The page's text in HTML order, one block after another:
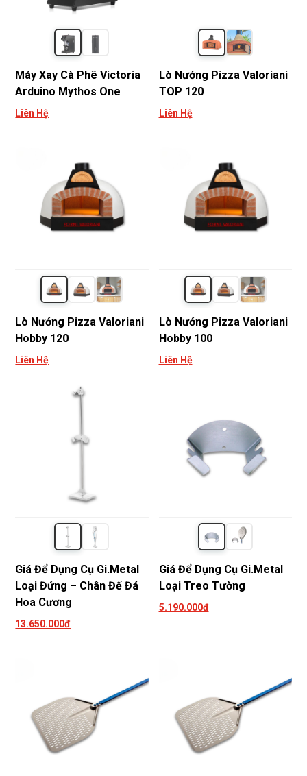
Máy Xay Cà Phê Victoria
Arduino Mythos One
Liên Hệ
Lò Nướng Pizza Valoriani
TOP 120
Liên Hệ
Lò Nướng Pizza Valoriani
Hobby 120
Liên Hệ
Lò Nướng Pizza Valoriani
Hobby 100
Liên Hệ
Giá Để Dụng Cụ Gi.Metal
Loại Đứng – Chân Đế Đá
Hoa Cương
13.650.000đ
Giá Để Dụng Cụ Gi.Metal
Loại Treo Tường
5.190.000đ